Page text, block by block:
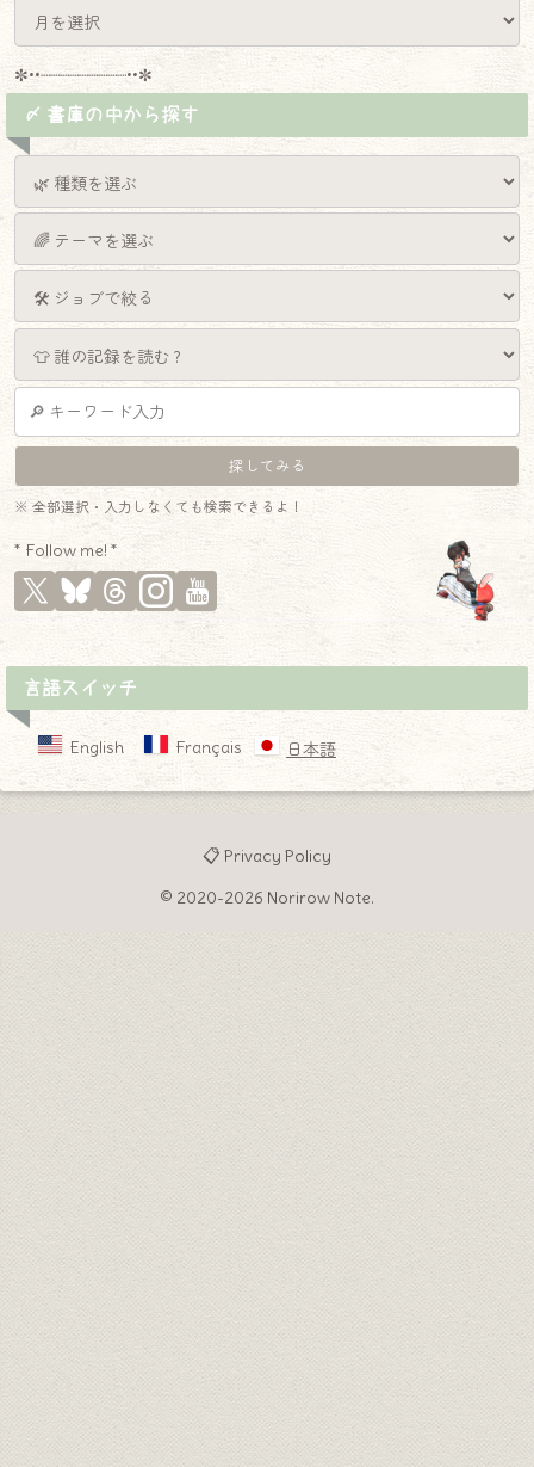
✼••┈┈┈┈┈┈┈┈┈••✼
〆 書庫の中から探す
※ 全部選択・入力しなくても検索できるよ！
* Follow me! *
言語スイッチ
English Français 日本語
📋 Privacy Policy
© 2020-2026 Norirow Note.